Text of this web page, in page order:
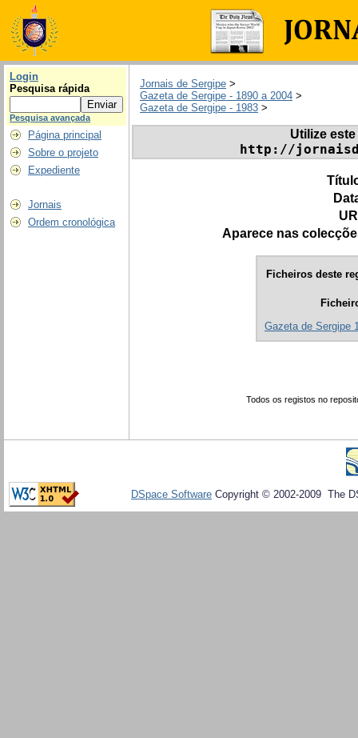
Login
Pesquisa rápida
Pesquisa avançada
Página principal
Sobre o projeto
Expediente
Jornais
Ordem cronológica
Jornais de Sergipe >
Gazeta de Sergipe - 1890 a 2004 >
Gazeta de Sergipe - 1983 >
Utilize
http://
Aparece nas
Ficheiros deste
Gazeta de Sergipe
Todos os registos no
DSpace Software Copyright © 2002-2009 The